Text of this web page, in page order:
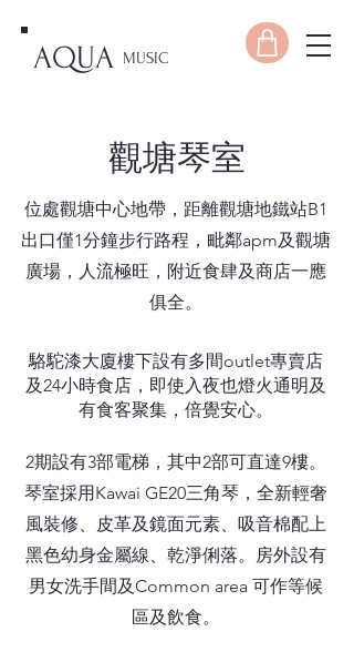
AQUA MUSIC
觀塘琴室
位處觀塘中心地帶，距離觀塘地鐵站B1
出口僅1分鐘步行路程，毗鄰apm及觀塘
廣場，人流極旺，附近食肆及商店一應
俱全。
駱駝漆大廈樓下設有多間outlet專賣店
及24小時食店，即使入夜也燈火通明及
有食客聚集，倍覺安心。
2期設有3部電梯，其中2部可直達9樓。
琴室採用Kawai GE20三角琴，全新輕奢
風裝修、皮革及鏡面元素、吸音棉配上
黑色幼身金屬線、乾淨俐落。房外設有
男女洗手間及Common area 可作等候
區及飲食。